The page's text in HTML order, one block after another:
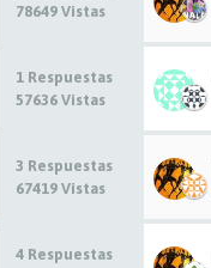
78649 Vistas
1 Respuestas
57636 Vistas
3 Respuestas
67419 Vistas
4 Respuestas